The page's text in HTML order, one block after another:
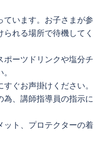
ています。お子さまが参
れる場所で待機してく
ポーツドリンクや塩分チ
ぐお声掛けください。
為、講師指導員の指示に
ット、プロテクターの着